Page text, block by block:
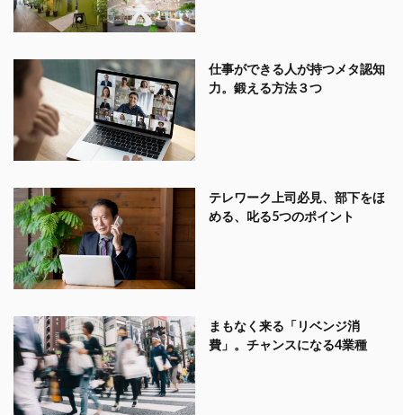
仕事ができる人が持つメタ認知
力。鍛える方法３つ
テレワーク上司必見、部下をほ
める、叱る5つのポイント
まもなく来る「リベンジ消
費」。チャンスになる4業種